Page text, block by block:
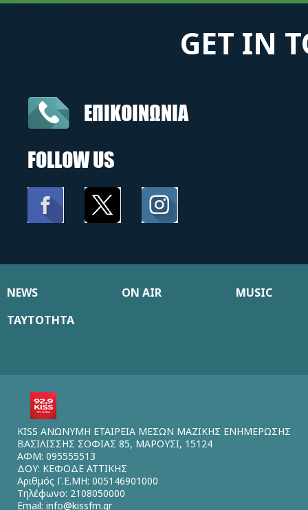
GET IN
ΕΠΙΚΟΙΝΩΝΙΑ
FOLLOW US
NEWS ON AIR
MUSIC
ΤΑΥΤΟΤΗΤΑ
KISS ΑΝΩΝΥΜΗ ΕΤΑΙΡΕΙΑ ΜΕΣΩΝ ΜΑΖΙΚΗΣ ΕΝΗΜΕΡΩΣΗΣ
ΒΑΣΙΛΙΣΣΗΣ ΣΟΦΙΑΣ 85, ΜΑΡΟΥΣΙ, 15124
ΑΦΜ: 095555513
ΔΟΥ: ΚΕΦΟΔΕ ΑΤΤΙΚΗΣ
Αριθμός Γ.Ε.ΜΗ: 005146901000
Τηλέφωνο: 2108050000
Email: info@kissfm.gr